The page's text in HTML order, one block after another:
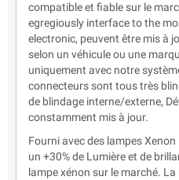
compatible et fiable sur le
egregiously interface to the
electronic, peuvent être mis à
selon un véhicule ou une
uniquement avec notre
connecteurs sont tous très
de blindage interne/externe,
constamment mis à jour.
Fourni avec des lampes
un +30% de Lumière et de
lampe xénon sur le marché.